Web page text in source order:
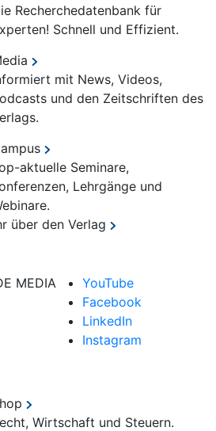
Recherchedatenbank für
Schnell und Effizient.
mit News, Videos,
und den Zeitschriften des
aktuelle Seminare,
Lehrgänge und
über den Verlag
MEDIA
YouTube
Facebook
LinkedIn
Instagram
Wirtschaft und Steuern.